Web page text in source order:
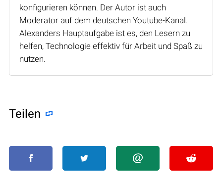
konfigurieren können. Der Autor ist auch
Moderator auf dem deutschen Youtube-Kanal.
Alexanders Hauptaufgabe ist es, den Lesern zu
helfen, Technologie effektiv für Arbeit und Spaß zu
nutzen.
Teilen